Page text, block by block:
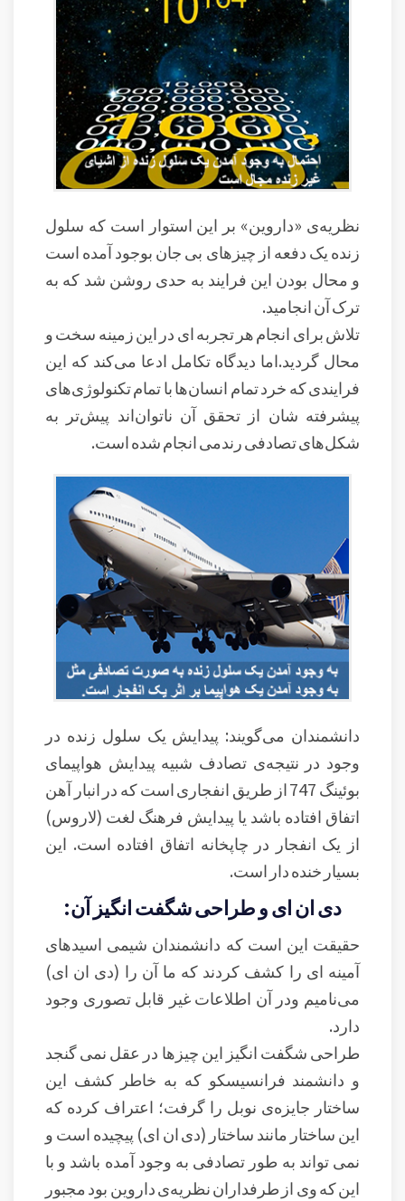
نظریه‌ی «داروین» بر این استوار است که سلول
زنده یک دفعه از چیزهای بی جان بوجود آمده است
و محال بودن این فرایند به حدی روشن شد که به
ترک آن انجامید.
تلاش برای انجام هر تجربه ای در این زمینه سخت و
محال گردید.اما دیدگاه تکامل ادعا می‌کند که این
فرایندی که خرد تمام انسان‌ها با تمام تکنولوژی‌های
پیشرفته شان از تحقق آن ناتوان‌اند پیش‌تر به
شکل‌های تصادفی رندمی انجام شده است.
دانشمندان می‌گویند: پیدایش یک سلول زنده در
وجود در نتیجه‌ی تصادف شبیه پیدایش هواپیمای
بوئینگ 747 از طریق انفجاری است که در انبار آهن
اتفاق افتاده باشد یا پیدایش فرهنگ لغت (لاروس)
از یک انفجار در چاپخانه اتفاق افتاده است. این
بسیار خنده دار است.
دی ان ای و طراحی شگفت انگیز آن:
حقیقت این است که دانشمندان شیمی اسیدهای
آمینه ای را کشف کردند که ما آن را (دی ان ای)
می‌نامیم ودر آن اطلاعات غیر قابل تصوری وجود
دارد.
طراحی شگفت انگیز این چیزها در عقل نمی گنجد
و دانشمند فرانسیسکو که به خاطر کشف این
ساختار جایزه‌ی نوبل را گرفت؛ اعتراف کرده که
این ساختار مانند ساختار (دی ان ای) پیچیده است و
نمی تواند به طور تصادفی به وجود آمده باشد و با
این که وی از طرفداران نظریه‌ی داروین بود مجبور